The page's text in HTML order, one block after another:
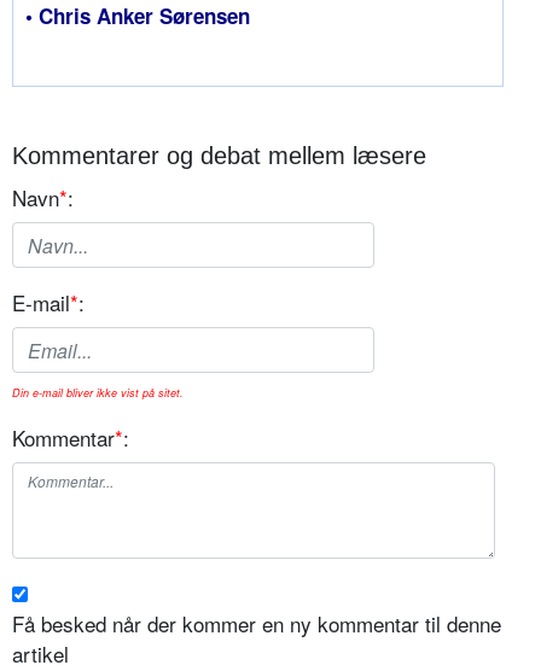
• Chris Anker Sørensen
Kommentarer og debat mellem læsere
Navn*:
E-mail*:
Din e-mail bliver ikke vist på sitet.
Kommentar*:
Få besked når der kommer en ny kommentar til denne
artikel